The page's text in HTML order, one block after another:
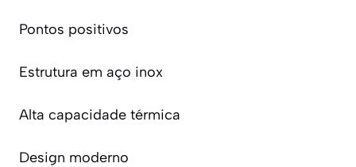
Pontos positivos
Estrutura em aço inox
Alta capacidade térmica
Design moderno